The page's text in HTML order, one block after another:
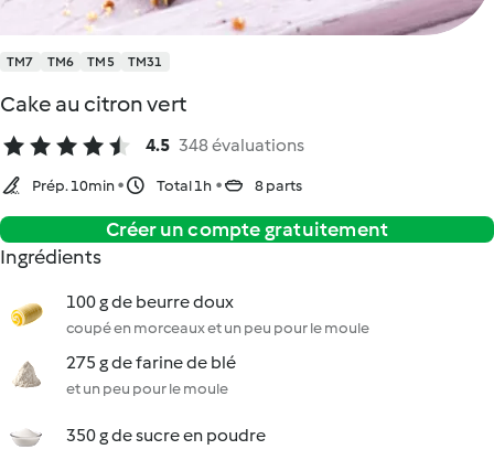
TM7 TM6 TM5 TM31
Cake au citron vert
4.5 348 évaluations
Prép. 10min Total 1h 8 parts
Créer un compte gratuitement
Ingrédients
100 g de beurre doux
coupé en morceaux et un peu pour le moule
275 g de farine de blé
et un peu pour le moule
350 g de sucre en poudre